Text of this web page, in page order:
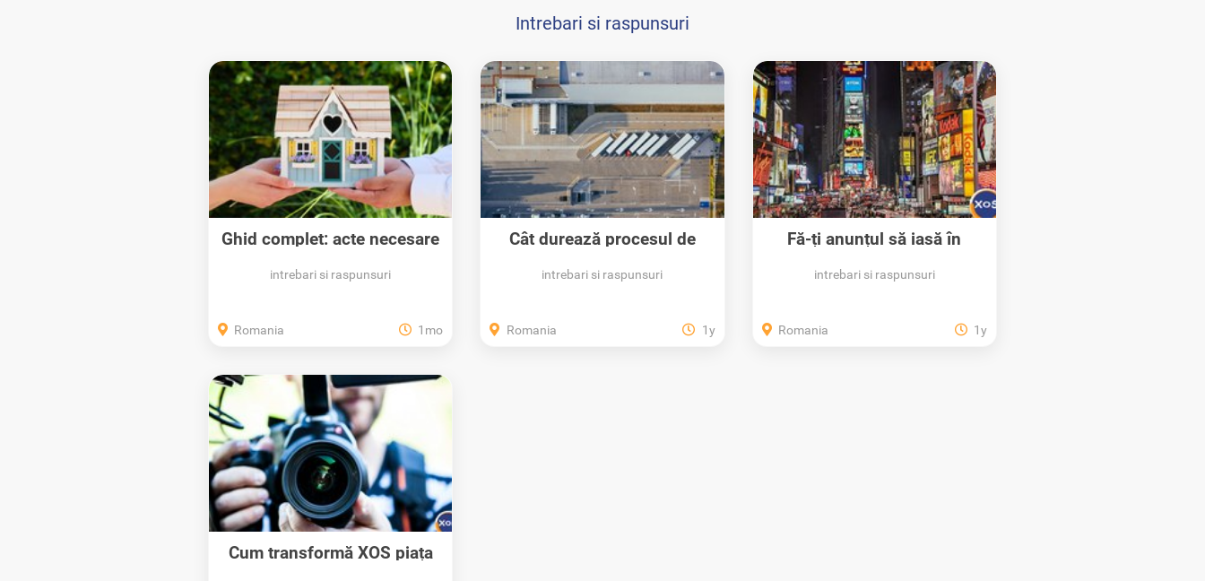
Intrebari si raspunsuri
Ghid complet: acte necesare
intrebari si raspunsuri
Romania 1mo
Cât durează procesul de
intrebari si raspunsuri
Romania 1y
Fă-ți anunțul să iasă în
intrebari si raspunsuri
Romania 1y
Cum transformă XOS piața